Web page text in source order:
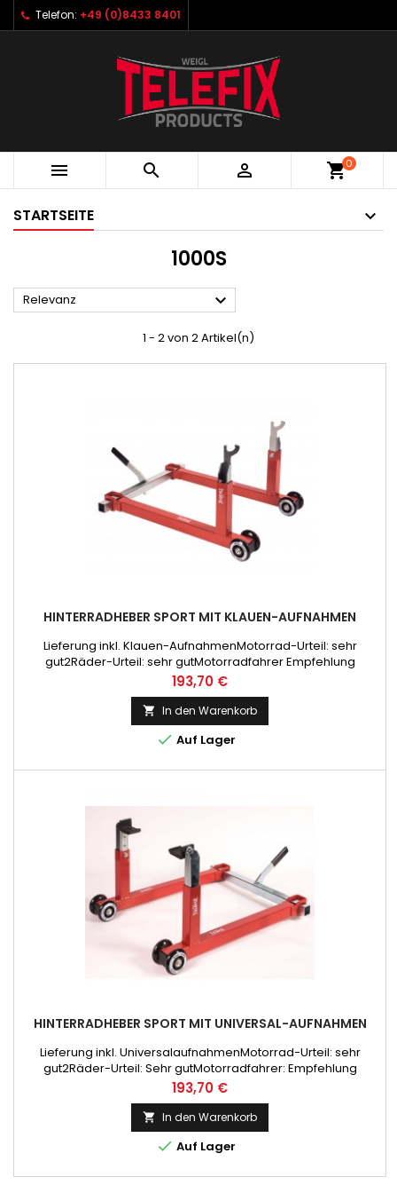
Telefon: +49 (0)8433 8401
   shopping_cart0
STARTSEITE
1000S
Relevanz 
1 - 2 von 2 Artikel(n)
HINTERRADHEBER SPORT MIT KLAUEN-AUFNAHMEN
Lieferung inkl. Klauen-AufnahmenMotorrad-Urteil: sehr
gut2Räder-Urteil: sehr gutMotorradfahrer Empfehlung
Preis
193,70 €
 In den Warenkorb
 Auf Lager
HINTERRADHEBER SPORT MIT UNIVERSAL-AUFNAHMEN
Lieferung inkl. UniversalaufnahmenMotorrad-Urteil: sehr
gut2Räder-Urteil: Sehr gutMotorradfahrer: Empfehlung
Preis
193,70 €
 In den Warenkorb
 Auf Lager